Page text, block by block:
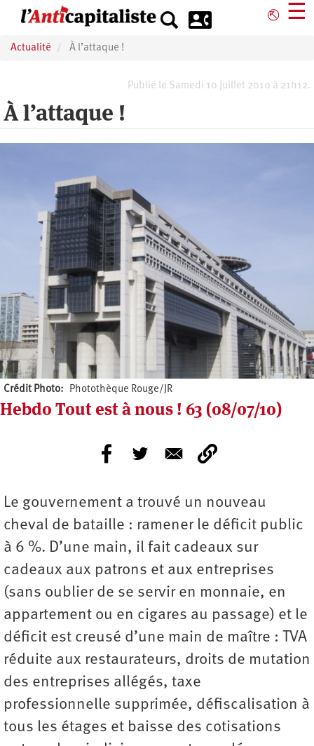
principal
⎋ ☰
Actualité À l’attaque !
Publié le Samedi 10 juillet 2010 à 21h12.
À l’attaque !
Crédit Photo Photothèque Rouge/JR
Hebdo Tout est à nous ! 63 (08/07/10)
Le gouvernement a trouvé un nouveau
cheval de bataille : ramener le déficit public
à 6 %. D’une main, il fait cadeaux sur
cadeaux aux patrons et aux entreprises
(sans oublier de se servir en monnaie, en
appartement ou en cigares au passage) et le
déficit est creusé d’une main de maître : TVA
réduite aux restaurateurs, droits de mutation
des entreprises allégés, taxe
professionnelle supprimée, défiscalisation à
tous les étages et baisse des cotisations